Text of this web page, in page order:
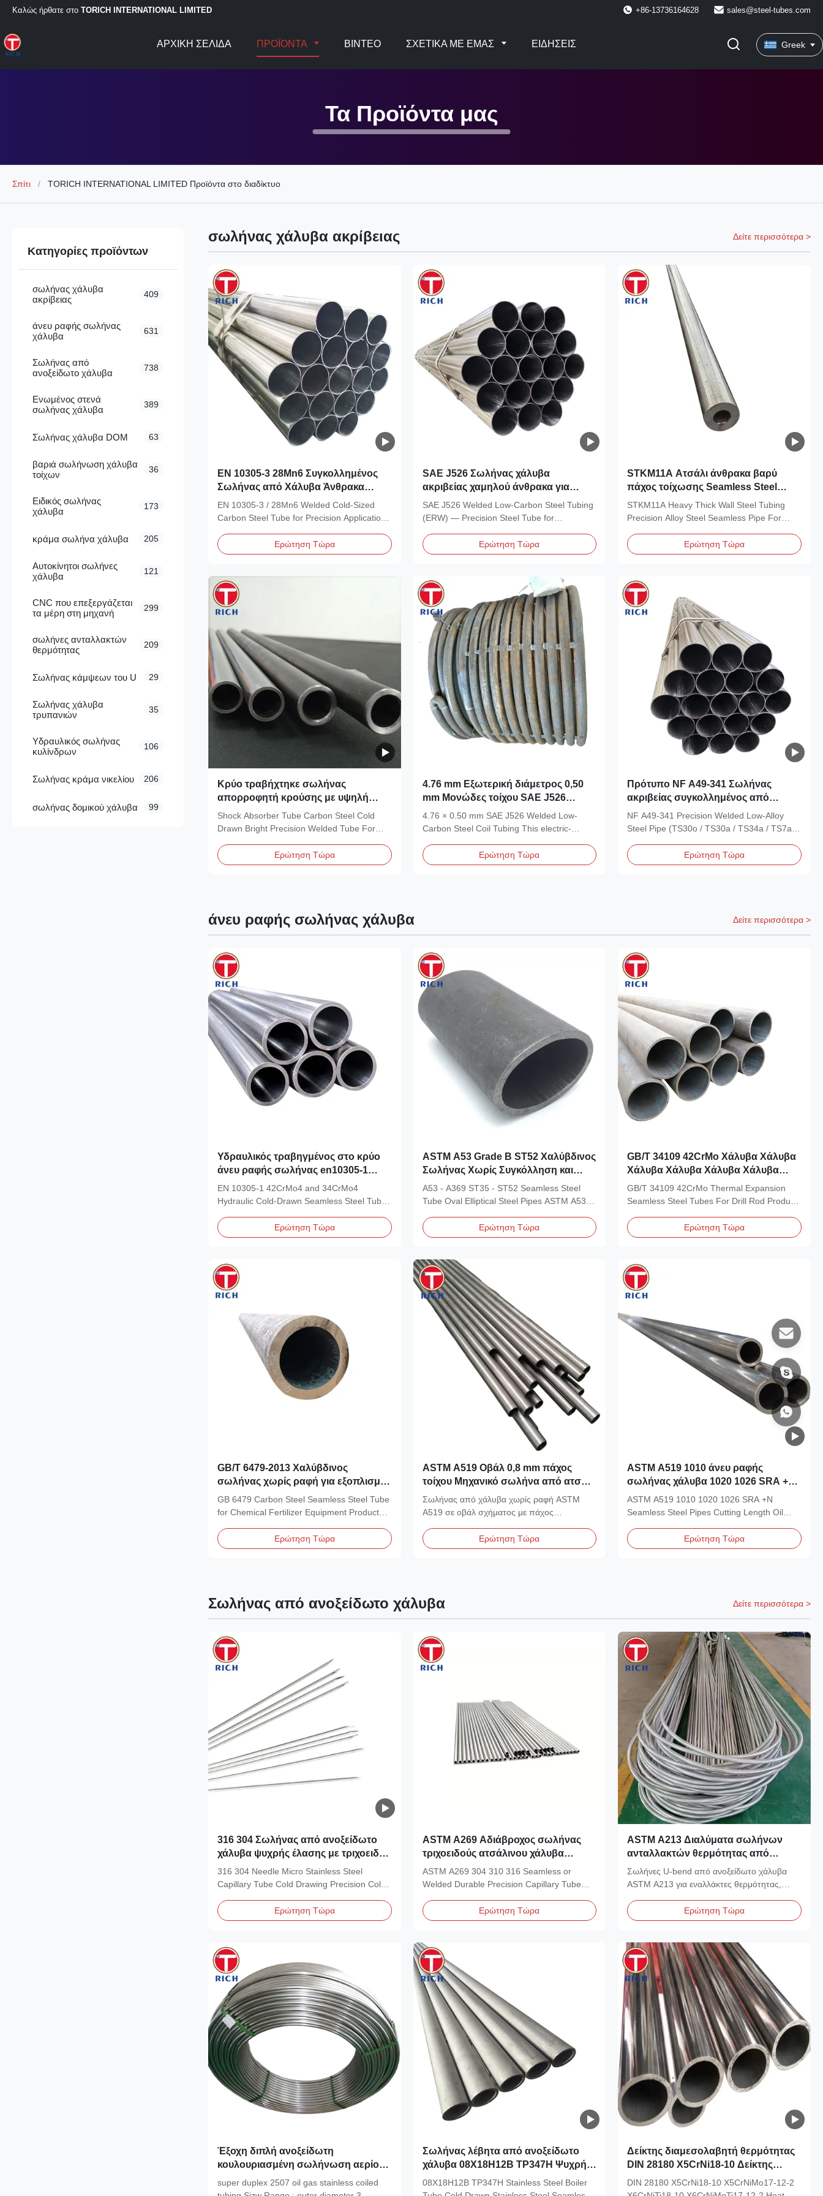
Καλώς ήρθατε στο TORICH INTERNATIONAL LIMITED +86-13736164628 sales@steel-tubes.com
ΑΡΧΙΚΉ ΣΕΛΊΔΑ ΠΡΟΪΌΝΤΑ ΒΊΝΤΕΟ ΣΧΕΤΙΚΆ ΜΕ ΕΜΆΣ ΕΙΔΉΣΕΙΣ Greek
Τα Προϊόντα μας
Σπίτι / TORICH INTERNATIONAL LIMITED Προϊόντα στο διαδίκτυο
Κατηγορίες προϊόντων
σωλήνας χάλυβα
ακρίβειας
409
άνευ ραφής σωλήνας
χάλυβα
631
Σωλήνας από
ανοξείδωτο χάλυβα
738
Ενωμένος στενά
σωλήνας χάλυβα
389
Σωλήνας χάλυβα DOM 63
βαριά σωλήνωση χάλυβα
τοίχων
36
Ειδικός σωλήνας
χάλυβα
173
κράμα σωλήνα χάλυβα 205
Αυτοκίνητοι σωλήνες
χάλυβα
121
CNC που επεξεργάζεται
τα μέρη στη μηχανή
299
σωλήνες ανταλλακτών
θερμότητας
209
Σωλήνας κάμψεων του U 29
Σωλήνας χάλυβα
τρυπανιών
35
Υδραυλικός σωλήνας
κυλίνδρων
106
Σωλήνας κράμα νικελίου 206
σωλήνας δομικού χάλυβα 99
σωλήνας χάλυβα ακρίβειας Δείτε περισσότερα >
EN 10305-3 28Mn6 Συγκολλημένος
Σωλήνας από Χάλυβα Άνθρακα
Ψυχρής Διαμόρφωσης με Εξωτερική
Διάμετρο 30 - 426 mm για Εφαρμογές
EN 10305-3 / 28Mn6 Welded Cold-Sized
Carbon Steel Tube for Precision Applications
Ερώτηση Τώρα
SAE J526 Σωλήνας χάλυβα
ακριβείας χαμηλού άνθρακα για
σωληνώσεις αυτοκινήτων από
συγκολλημένο χάλυβα
SAE J526 Welded Low-Carbon Steel Tubing
(ERW) — Precision Steel Tube for
Ερώτηση Τώρα
STKM11A Ατσάλι άνθρακα βαρύ
πάχος τοίχωσης Seamless Steel
Tube JIS G 3445 Standard Precision
Steel Pipe
STKM11A Heavy Thick Wall Steel Tubing
Precision Alloy Steel Seamless Pipe For
Ερώτηση Τώρα
Κρύο τραβήχτηκε σωλήνας
απορροφητή κρούσης με υψηλή
ακρίβεια διαστάσεων για εφαρμογές
αυτοκινήτων
Shock Absorber Tube Carbon Steel Cold
Drawn Bright Precision Welded Tube For
Ερώτηση Τώρα
4.76 mm Εξωτερική διάμετρος 0,50
mm Μονώδες τοίχου SAE J526
Ζυγισμένα σωλήνες από χαμηλού
άνθρακα χάλυβα στις κλάσεις SAE
4.76 × 0.50 mm SAE J526 Welded Low-
Carbon Steel Coil Tubing This electric-
Ερώτηση Τώρα
Πρότυπο NF A49-341 Σωλήνας
ακριβείας συγκολλημένος από
χάλυβα χαμηλού κράματος με
βαθμούς TS30o και TS30a για
NF A49-341 Precision Welded Low-Alloy
Steel Pipe (TS30o / TS30a / TS34a / TS7a /
Ερώτηση Τώρα
άνευ ραφής σωλήνας χάλυβα Δείτε περισσότερα >
Υδραυλικός τραβηγμένος στο κρύο
άνευ ραφής σωλήνας en10305-1
42CrMo4 34CrMo4 ISO 9001 χάλυβα
EN 10305-1 42CrMo4 and 34CrMo4
Hydraulic Cold-Drawn Seamless Steel Tube
Ερώτηση Τώρα
ASTM A53 Grade B ST52 Χαλύβδινος
Σωλήνας Χωρίς Συγκόλληση και
Οβάλ Χαλύβδινος Σωλήνας με
Μεγάλη Εξωτερική Διάσταση 10-420
A53 - A369 ST35 - ST52 Seamless Steel
Tube Oval Elliptical Steel Pipes ASTM A53 /
Ερώτηση Τώρα
GB/T 34109 42CrMo Χάλυβα Χάλυβα
Χάλυβα Χάλυβα Χάλυβα Χάλυβα
Χάλυβα Χάλυβα Χάλυβα Χάλυβα
Χάλυβα
GB/T 34109 42CrMo Thermal Expansion
Seamless Steel Tubes For Drill Rod Product
Ερώτηση Τώρα
GB/T 6479-2013 Χαλύβδινος
σωλήνας χωρίς ραφή για εξοπλισμό
χημικών λιπασμάτων υψηλής πίεσης
από ανθρακούχο χάλυβα και κράμα
GB 6479 Carbon Steel Seamless Steel Tube
for Chemical Fertilizer Equipment Product
Ερώτηση Τώρα
ASTM A519 Οβάλ 0,8 mm πάχος
τοίχου Μηχανικό σωλήνα από ατσάλι
χωρίς συγκόλληση με ψυχρή
επιφάνεια
Σωλήνας από χάλυβα χωρίς ραφή ASTM
A519 σε οβάλ σχήματος με πάχος
Ερώτηση Τώρα
ASTM A519 1010 άνευ ραφής
σωλήνας χάλυβα 1020 1026 SRA +N,
άνευ ραφής σωλήνας χάλυβα
άνθρακα
ASTM A519 1010 1020 1026 SRA +N
Seamless Steel Pipes Cutting Length Oil
Ερώτηση Τώρα
Σωλήνας από ανοξείδωτο χάλυβα Δείτε περισσότερα >
316 304 Σωλήνας από ανοξείδωτο
χάλυβα ψυχρής έλασης με τριχοειδή
τοιχώματα πάχους 0,02–1,00 mm για
εφαρμογές ακριβείας
316 304 Needle Micro Stainless Steel
Capillary Tube Cold Drawing Precision Cold-
Ερώτηση Τώρα
ASTM A269 Αδιάβροχος σωλήνας
τριχοειδούς ατσάλινου χάλυβα
υψηλής ακρίβειας χωρίς συγκόλληση
ή συγκολλημένος για αντοχή στη
ASTM A269 304 310 316 Seamless or
Welded Durable Precision Capillary Tube
Ερώτηση Τώρα
ASTM A213 Διαλύματα σωλήνων
ανταλλακτών θερμότητας από
ανοξείδωτο χάλυβα U-Bend, χωρίς
συγκόλληση, με ποιότητες TP304 και
Σωλήνες U-bend από ανοξείδωτο χάλυβα
ASTM A213 για εναλλάκτες θερμότητας,
Ερώτηση Τώρα
Έξοχη διπλή ανοξείδωτη
κουλουριασμένη σωλήνωση αερίου
ελαίου 2507
super duplex 2507 oil gas stainless coiled
Σωλήνας λέβητα από ανοξείδωτο
χάλυβα 08X18H12B TP347H Ψυχρής
έλξης Ανοξείδωτος χάλυβας
Αδιάβροχος σωλήνας
08X18H12B TP347H Stainless Steel Boiler
Δείκτης διαμεσολαβητή θερμότητας
DIN 28180 X5CrNi18-10 Δείκτης
διαμεσολαβητή θερμότητας
DIN 28180 X5CrNi18-10 X5CrNiMo17-12-2